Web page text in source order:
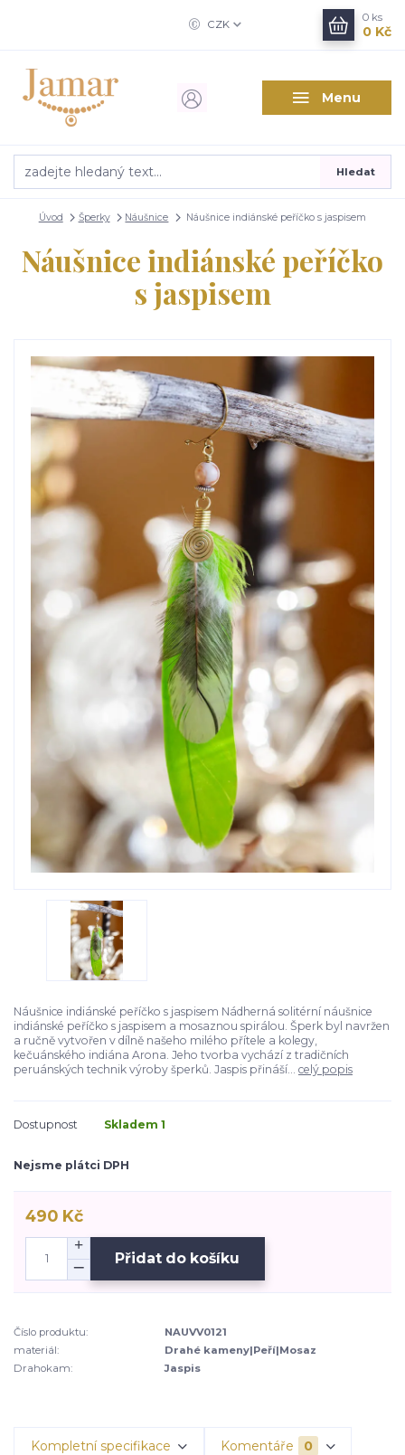
Menu
CZK
Hledat
0 ks
0 Kč
Úvod Šperky Náušnice Náušnice indiánské peříčko s jaspisem
Náušnice indiánské peříčko
s jaspisem
Náušnice indiánské peříčko s jaspisem Nádherná solitérní náušnice
indiánské peříčko s jaspisem a mosaznou spirálou. Šperk byl navržen
a ručně vytvořen v dílně našeho milého přítele a kolegy,
kečuánského indiána Arona. Jeho tvorba vychází z tradičních
peruánských technik výroby šperků. Jaspis přináší... celý popis
Dostupnost Skladem 1
Nejsme plátci DPH
490 Kč
Přidat do košíku
Číslo produktu:
NAUVV0121
materiál:
Drahé kameny|Peří|Mosaz
Drahokam:
Jaspis
Kompletní specifikace Komentáře 0